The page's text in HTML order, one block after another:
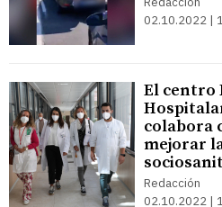
02.10.2022 |
El centro
colabora
mejorar
Redacción
02.10.2022 |